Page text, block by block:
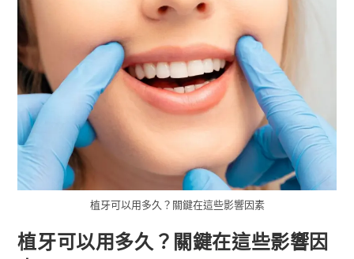
植牙可以用多久？關鍵在這些影響因素
植牙可以用多久？關鍵在這些影響因